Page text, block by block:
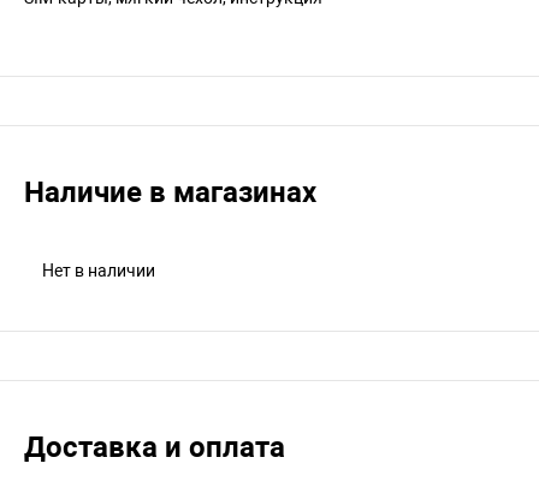
Наличие в магазинах
Нет в наличии
Доставка и оплата